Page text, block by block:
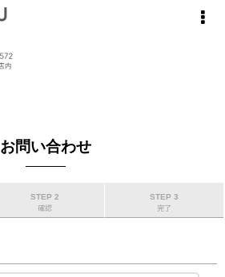
お問い合わせ
STEP 2
確認
STEP 3
完了